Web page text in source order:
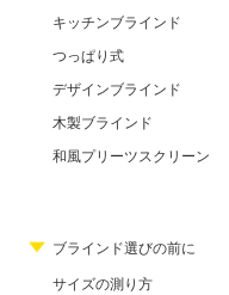
キッチンブラインド
つっぱり式
デザインブラインド
木製ブラインド
和風プリーツスクリーン
ブラインド選びの前に
サイズの測り方